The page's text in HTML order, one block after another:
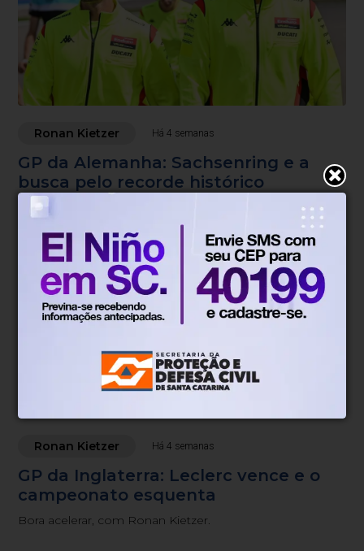
Ronan Kietzer Há 4 semanas
GP da Alemanha: Sachsenring e a
busca pelo recorde histórico
Bora acelerar, com Ronan Kietzer.
Ronan Kietzer Há 4 semanas
GP da Inglaterra: Leclerc vence e o
campeonato esquenta
Bora acelerar, com Ronan Kietzer.